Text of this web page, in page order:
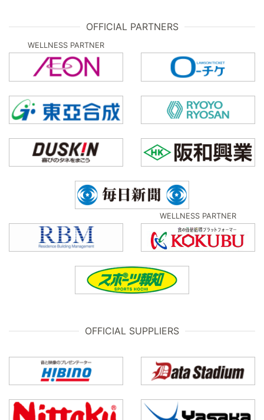
OFFICIAL PARTNERS
WELLNESS PARTNER
WELLNESS PARTNER
OFFICIAL SUPPLIERS